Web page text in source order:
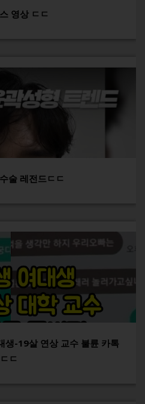
영상 ㄷㄷ
술 레전드ㄷㄷ
생-19살 연상 교수 불륜 카톡
ㄷ